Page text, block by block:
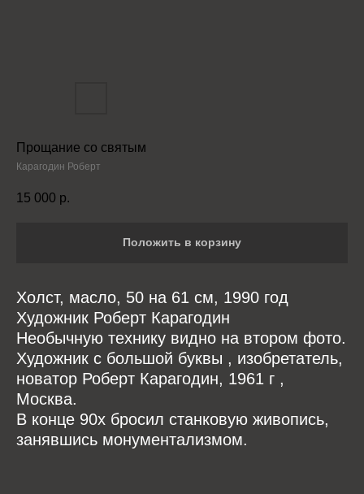
Прощание со святым
Карагодин Роберт
15 000 р.
Положить в корзину
Холст, масло, 50 на 61 см, 1990 год
Художник Роберт Карагодин
Необычную технику видно на втором фото.
Художник с большой буквы , изобретатель,
новатор Роберт Карагодин, 1961 г ,
Москва.
В конце 90х бросил станковую живопись,
занявшись монументализмом.